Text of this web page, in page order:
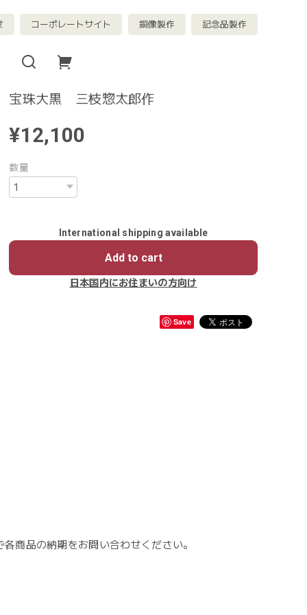
コーポレートサイト 銅像製作 記念品製作
宝珠大黒 三枝惣太郎作
¥12,100
数量
International shipping available
Add to cart
日本国内にお住まいの方向け
Save
商品の納期をお問い合わせください。